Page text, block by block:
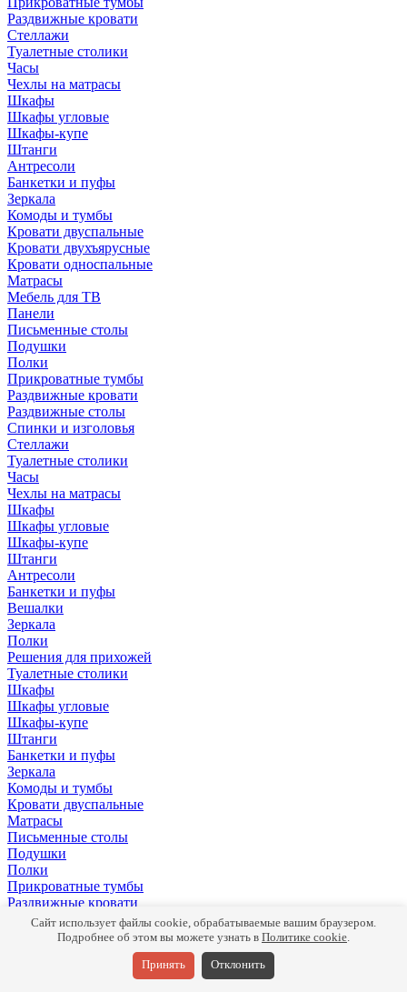
Раздвижные кровати
Стеллажи
Туалетные столики
Часы
Чехлы на матрасы
Шкафы
Шкафы угловые
Шкафы-купе
Штанги
Антресоли
Банкетки и пуфы
Зеркала
Комоды и тумбы
Кровати двуспальные
Кровати двухъярусные
Кровати односпальные
Матрасы
Мебель для ТВ
Панели
Письменные столы
Подушки
Полки
Прикроватные тумбы
Раздвижные кровати
Раздвижные столы
Спинки и изголовья
Стеллажи
Туалетные столики
Часы
Чехлы на матрасы
Шкафы
Шкафы угловые
Шкафы-купе
Штанги
Антресоли
Банкетки и пуфы
Вешалки
Зеркала
Полки
Решения для прихожей
Туалетные столики
Шкафы
Шкафы угловые
Шкафы-купе
Штанги
Банкетки и пуфы
Зеркала
Комоды и тумбы
Кровати двуспальные
Матрасы
Письменные столы
Подушки
Полки
Прикроватные тумбы
Раздвижные кровати
Ручки
Стеллажи
Сайт использует файлы cookie, обрабатываемые вашим браузером.
Подробнее об этом вы можете узнать в Политике cookie.
Принять Отклонить